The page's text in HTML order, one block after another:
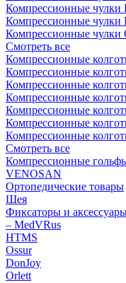
Компрессионные чулки
Компрессионные чулки
Смотреть все
Компрессионные
Компрессионные
Компрессионные
Компрессионные
Компрессионные
Компрессионные
Компрессионные
Смотреть все
Компрессионные
VENOSAN
Ортопедические товары
Шея
Фиксаторы и
– MedVRus
HTMS
Ossur
DonJoy
Orlett